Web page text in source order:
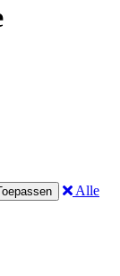
Alle